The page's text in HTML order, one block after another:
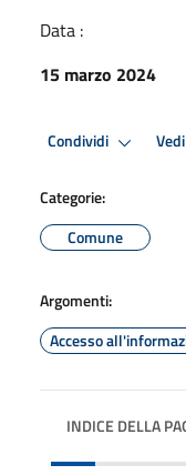
Data :
15 marzo 2024
Condividi
Categorie:
Comune
Argomenti:
Accesso
INDICE DELLA